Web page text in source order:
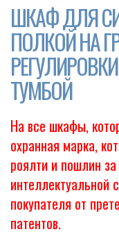
ШКАФ ДЛЯ
ПОЛКОЙ НА
ТУМБОЙ
На все шкафы,
охранная марка,
роялти и пошлин
интеллектуальной
покупателя от
патентов.